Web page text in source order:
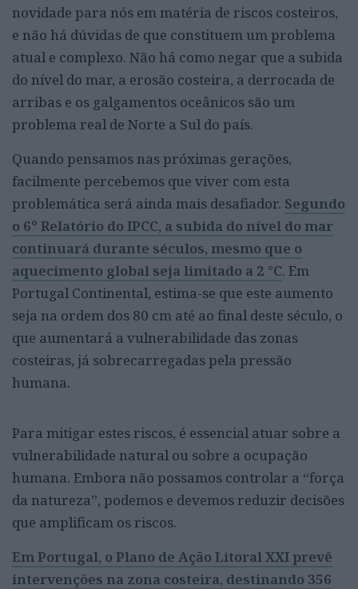
novidade para nós em matéria de riscos costeiros,
e não há dúvidas de que constituem um problema
atual e complexo. Não há como negar que a subida
do nível do mar, a erosão costeira, a derrocada de
arribas e os galgamentos oceânicos são um
problema real de Norte a Sul do país.
Quando pensamos nas próximas gerações,
facilmente percebemos que viver com esta
problemática será ainda mais desafiador. Segundo
o 6º Relatório do IPCC, a subida do nível do mar
continuará durante séculos, mesmo que o
aquecimento global seja limitado a 2 °C. Em
Portugal Continental, estima-se que este aumento
seja na ordem dos 80 cm até ao final deste século, o
que aumentará a vulnerabilidade das zonas
costeiras, já sobrecarregadas pela pressão
humana.
Para mitigar estes riscos, é essencial atuar sobre a
vulnerabilidade natural ou sobre a ocupação
humana. Embora não possamos controlar a “força
da natureza”, podemos e devemos reduzir decisões
que amplificam os riscos.
Em Portugal, o Plano de Ação Litoral XXI prevê
intervenções na zona costeira, destinando 356